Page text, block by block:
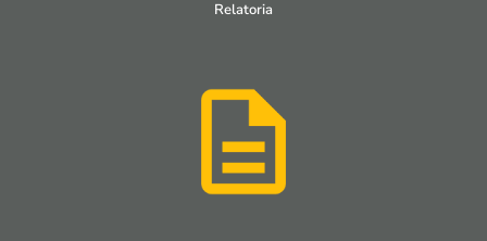
Relatoria